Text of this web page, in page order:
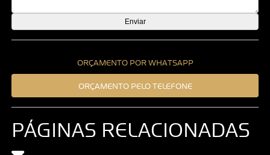
ORÇAMENTO POR WHATSAPP
ORÇAMENTO PELO TELEFONE
PÁGINAS RELACIONADAS